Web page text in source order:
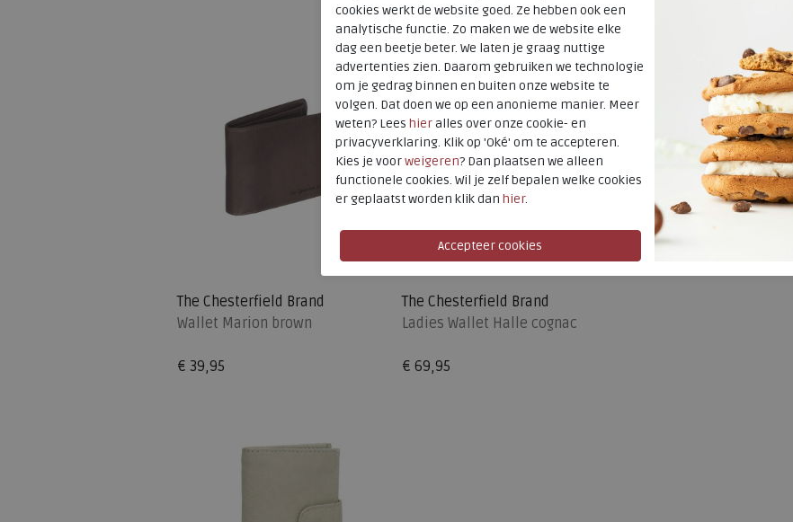
The Chesterfield Brand
Wallet Marion brown
€ 39,95
The Chesterfield Brand
Ladies Wallet Halle cognac
€ 69,95
cookies werkt de website goed. Ze hebben ook een
analytische functie. Zo maken we de website elke
dag een beetje beter. We laten je graag nuttige
advertenties zien. Daarom gebruiken we technologie
om je gedrag binnen en buiten onze website te
volgen. Dat doen we op een anonieme manier. Meer
weten? Lees hieralles over onze cookie- en
privacyverklaring. Klik op 'Oké' om te accepteren.
Kies je voorweigeren? Dan plaatsen we alleen
functionele cookies. Wil je zelf bepalen welke cookies
er geplaatst worden klik dan hier.